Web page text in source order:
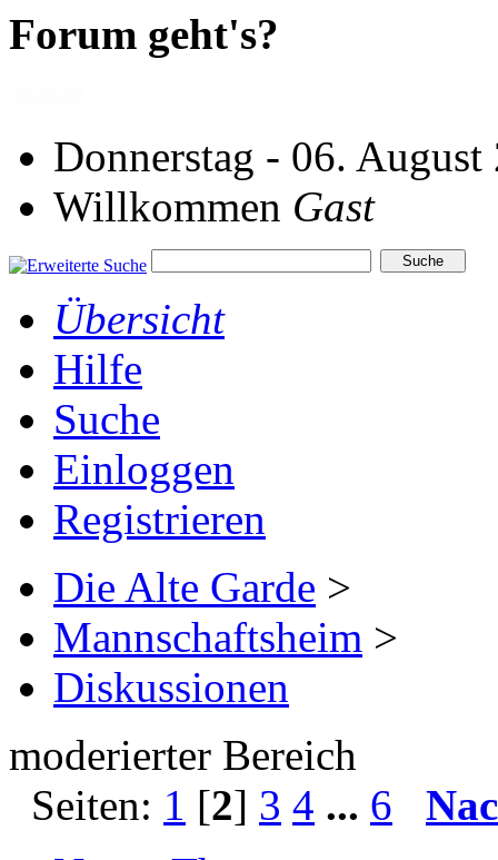
Forum geht's?
Donnerstag - 06.
Willkommen Gast
Übersicht
Hilfe
Suche
Einloggen
Registrieren
Die Alte Garde >
Mannschaftsheim >
Diskussionen
moderierter Bereich
Seiten: 1 [2] 3 4 ... 6